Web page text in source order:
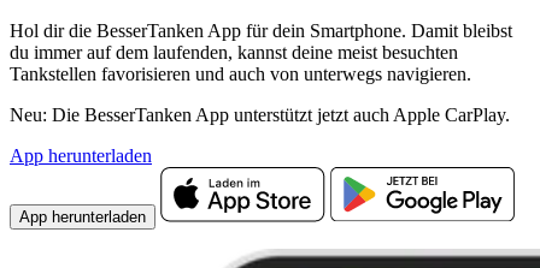
Hol dir die BesserTanken App für dein Smartphone. Damit bleibst
du immer auf dem laufenden, kannst deine meist besuchten
Tankstellen favorisieren und auch von unterwegs navigieren.
Neu: Die BesserTanken App unterstützt jetzt auch Apple CarPlay.
App herunterladen
App herunterladen